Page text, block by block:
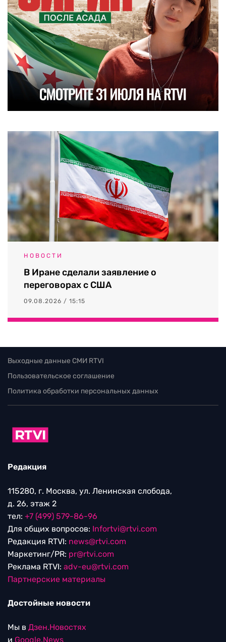
НОВОСТИ
В Иране сделали заявление о
переговорах с США
09.08.2026 / 15:15
Выходные данные СМИ RTVI
Пользовательское соглашение
Политика обработки персональных данных
Редакция
115280, г. Москва, ул. Ленинская слобода,
д. 26, этаж 2
тел: +7 (499) 579-86-96
Для общих вопросов: Infortvi@rtvi.com
Редакция RTVI: news@rtvi.com
Маркетинг/PR: pr@rtvi.com
Реклама RTVI: adv-eu@rtvi.com
Партнерские материалы
Достойные новости
Мы в Дзен.Новостях
и Google.News